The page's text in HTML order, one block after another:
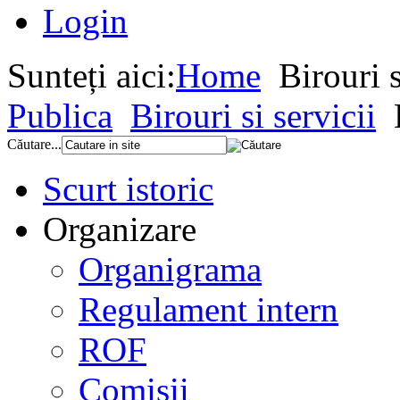
Login
Sunteți aici:Home Birouri
Publica Birouri si servicii
Căutare...
Scurt istoric
Organizare
Organigrama
Regulament intern
ROF
Comisii